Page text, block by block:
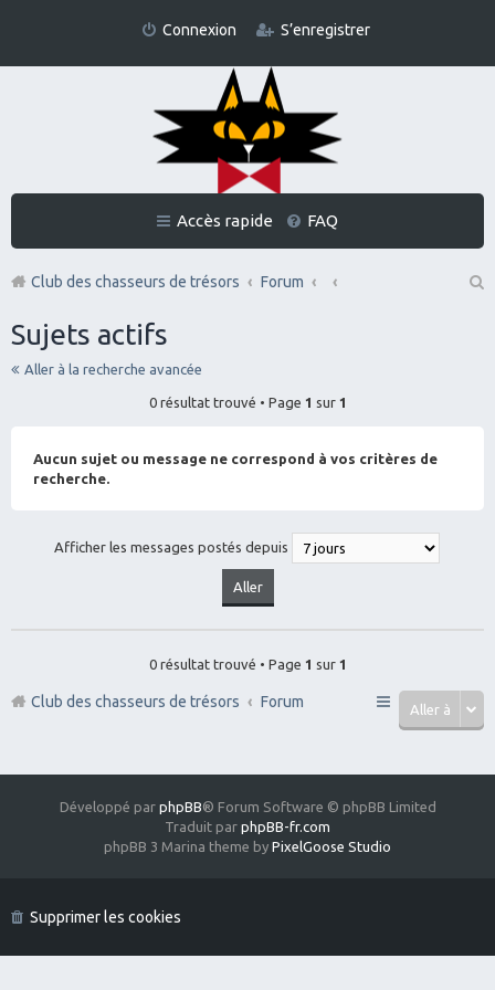
Connexion S’enregistrer
Accès rapide FAQ
Club des chasseurs de trésors
Forum
Sujets actifs
Aller à la recherche avancée
0 résultat trouvé • Page 1 sur 1
Aucun sujet ou message ne correspond à vos critères de
recherche.
Afficher les messages postés depuis
0 résultat trouvé • Page 1 sur 1
Aller à
Club des chasseurs de trésors Forum
Développé par phpBB® Forum Software © phpBB Limited
Traduit par phpBB-fr.com
phpBB 3 Marina theme by PixelGoose Studio
Supprimer les cookies